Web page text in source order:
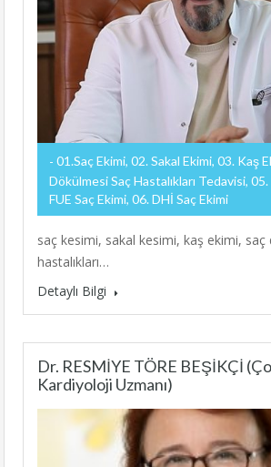
01.Saç Ekimi, 02. Sakal Ekimi, 03. Kaş
Dökülmesi Saç Hastalıkları Tedavisi,
FUE Saç Ekimi, 06. DHİ Saç Ekimi
saç kesimi, sakal kesimi, kaş ekimi,
hastalıkları…
Detaylı Bilgi
Dr. RESMİYE TÖRE BEŞİKÇİ
Kardiyoloji Uzmanı)